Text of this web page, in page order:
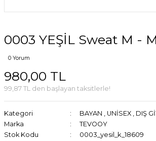
0003 YEŞİL Sweat M -
0 Yorum
980,00 TL
99,87 TL den başlayan taksitlerle!
Kategori BAYAN , UNİSEX , DIŞ
Marka
TEVOOY
Stok Kodu
0003_yesil_k_18609